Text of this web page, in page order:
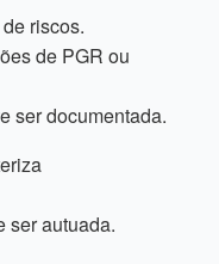
riscos.
de PGR ou
ser documentada.
ser autuada.